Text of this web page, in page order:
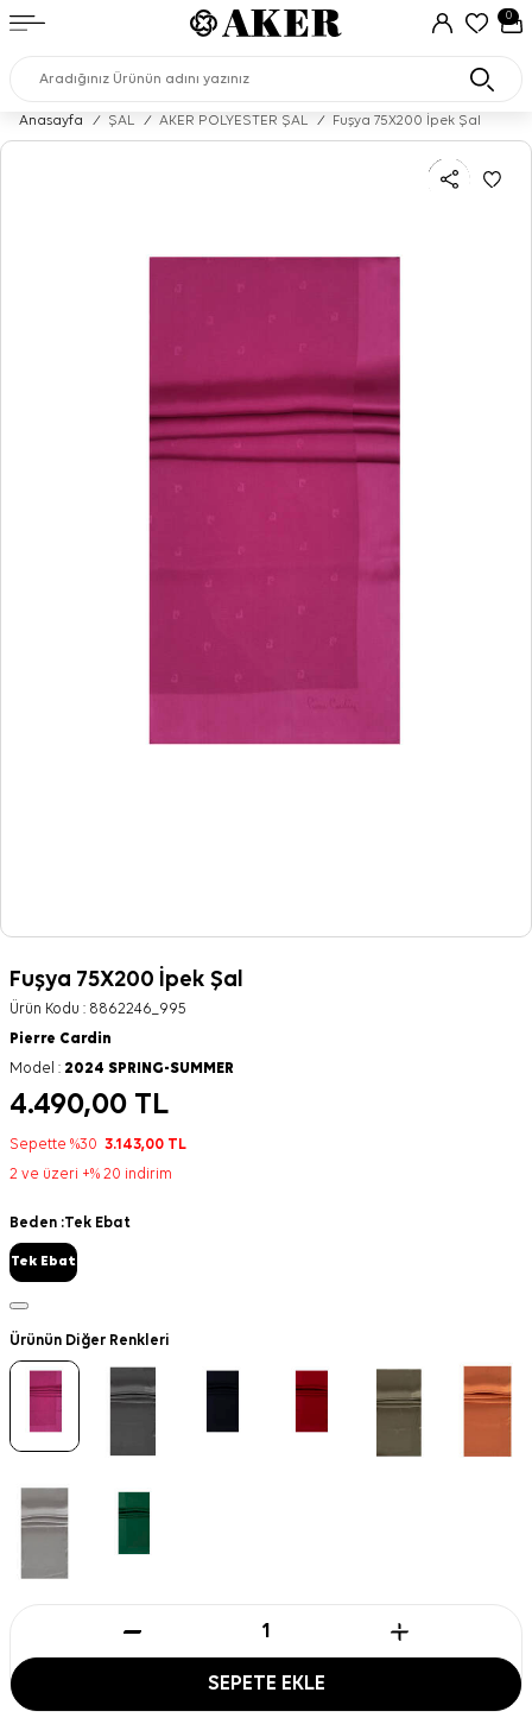
0
Anasayfa / ŞAL / AKER POLYESTER ŞAL / Fuşya 75X200 İpek Şal
Fuşya 75X200 İpek Şal
Ürün Kodu : 8862246_995
Pierre Cardin
Model : 2024 SPRING-SUMMER
4.490,00 TL
Sepette %30 3.143,00 TL
2 ve üzeri +% 20 indirim
Beden :Tek Ebat
Tek Ebat
Ürünün Diğer Renkleri
SEPETE EKLE